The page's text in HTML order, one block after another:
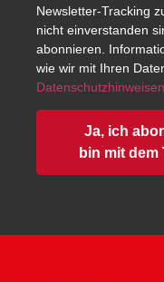
Newsletter-Tracking
nicht einverstanden
abonnieren.
wie wir mit Ihren
Datenschutzhinweisen
Ja, ich
bin mit